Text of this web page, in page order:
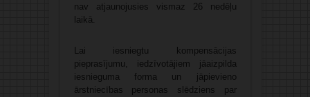
nav atjaunojusies vismaz 26 nedēļu
laikā.
Lai iesniegtu kompensācijas
pieprasījumu, iedzīvotājiem jāaizpilda
iesnieguma forma un jāpievieno
ārstniecības personas slēdziens par